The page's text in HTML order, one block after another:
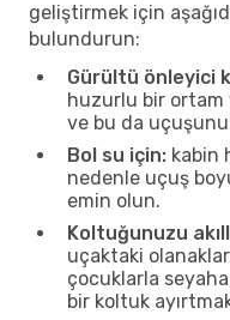
geliştirmek için
bulundurun:
Gürültü önleyici
huzurlu bir ortam
ve bu da
Bol su için: kabin
nedenle uçuş
emin olun.
Koltuğunuzu
uçaktaki
çocuklarla
bir koltuk